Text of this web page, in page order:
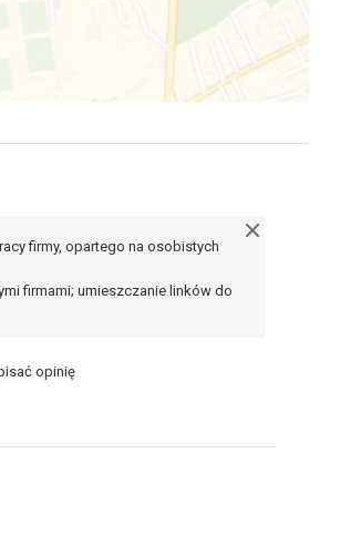
firmy, opartego na osobistych
firmami; umieszczanie linków do
opinię